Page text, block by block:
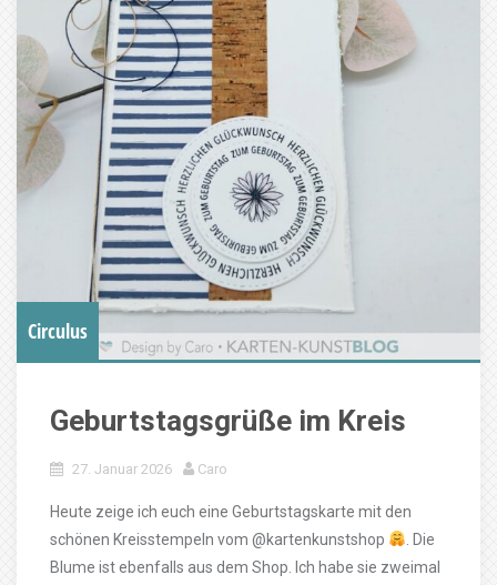
Circulus
Geburtstagsgrüße im Kreis
27. Januar 2026 Caro
Heute zeige ich euch eine Geburtstagskarte mit den
schönen Kreisstempeln vom @kartenkunstshop
. Die
Blume ist ebenfalls aus dem Shop. Ich habe sie zweimal